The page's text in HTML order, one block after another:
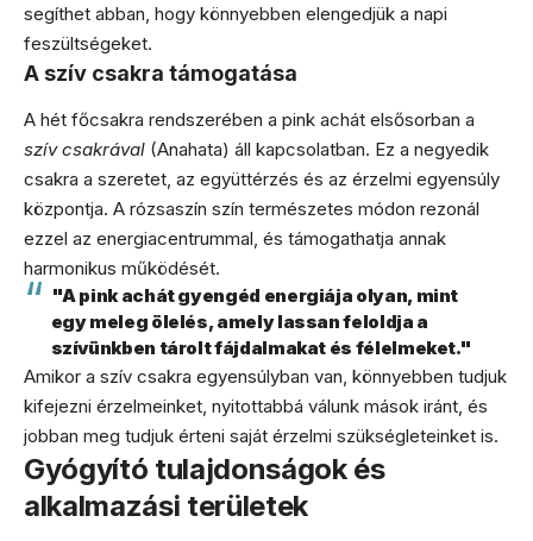
segíthet abban, hogy könnyebben elengedjük a napi
feszültségeket.
A szív csakra támogatása
A hét főcsakra rendszerében a pink achát elsősorban a
szív csakrával (Anahata) áll kapcsolatban. Ez a negyedik
csakra a szeretet, az együttérzés és az érzelmi egyensúly
központja. A rózsaszín szín természetes módon rezonál
ezzel az energiacentrummal, és támogathatja annak
harmonikus működését.
"A pink achát gyengéd energiája olyan, mint
egy meleg ölelés, amely lassan feloldja a
szívünkben tárolt fájdalmakat és félelmeket."
Amikor a szív csakra egyensúlyban van, könnyebben tudjuk
kifejezni érzelmeinket, nyitottabbá válunk mások iránt, és
jobban meg tudjuk érteni saját érzelmi szükségleteinket is.
Gyógyító tulajdonságok és
alkalmazási területek